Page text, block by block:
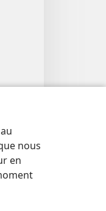
nous
en